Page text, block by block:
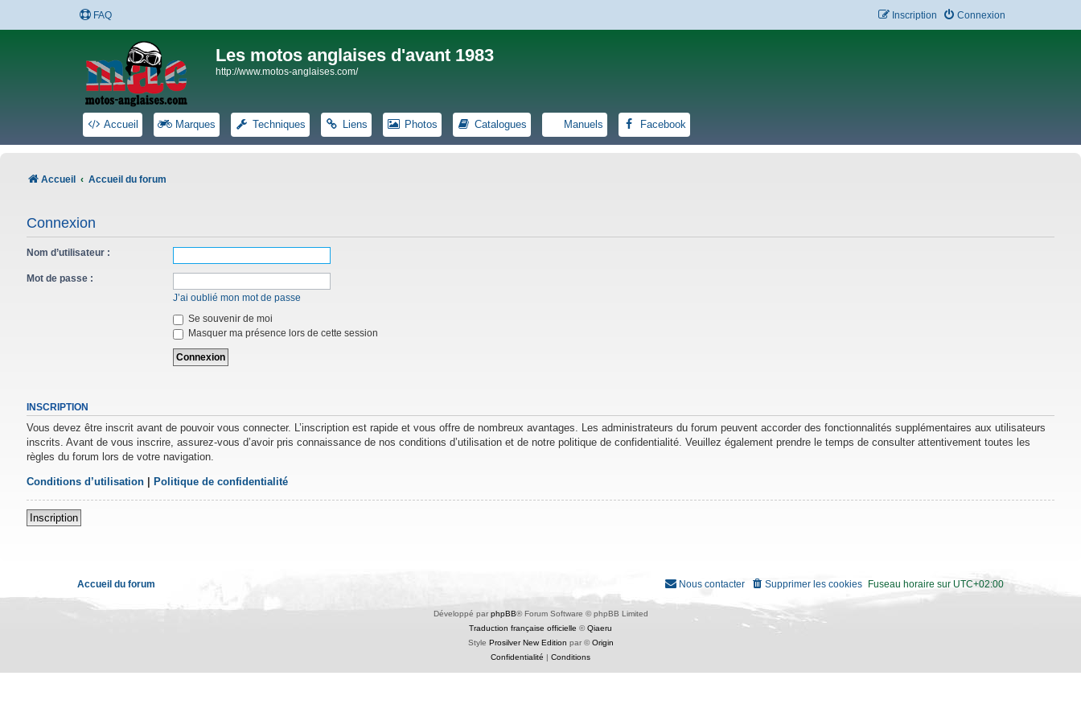
FAQ Connexion
Inscription
Les motos anglaises d'avant 1983
http://www.motos-anglaises.com/
Accueil Marques Techniques Liens Photos Catalogues Manuels Facebook
Accueil Accueil du forum
Connexion
Nom d’utilisateur :
Mot de passe :
J’ai oublié mon mot de passe
Se souvenir de moi
Masquer ma présence lors de cette session
INSCRIPTION
Vous devez être inscrit avant de pouvoir vous connecter. L’inscription est rapide et vous offre de nombreux avantages. Les administrateurs du forum peuvent accorder des fonctionnalités supplémentaires aux utilisateurs
inscrits. Avant de vous inscrire, assurez-vous d’avoir pris connaissance de nos conditions d’utilisation et de notre politique de confidentialité. Veuillez également prendre le temps de consulter attentivement toutes les
règles du forum lors de votre navigation.
Conditions d’utilisation Politique de confidentialité
Inscription
Accueil du forum Fuseau horaire sur UTC+02:00
Supprimer les cookies
Nous contacter
Développé par phpBB® Forum Software © phpBB Limited
Traduction française officielle ©Qiaeru
Style Prosilver New Edition par ©Origin
Confidentialité
Conditions